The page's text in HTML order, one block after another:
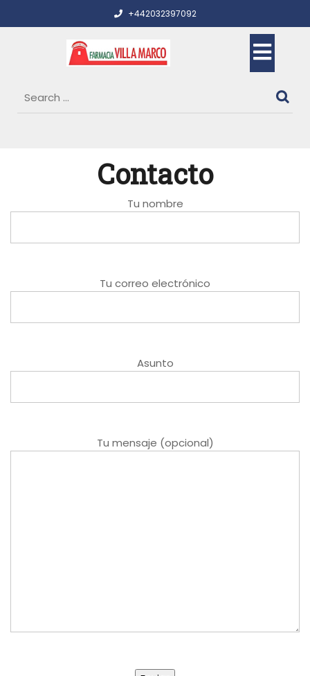
+442032397092
Contacto
Tu nombre
Tu correo electrónico
Asunto
Tu mensaje (opcional)